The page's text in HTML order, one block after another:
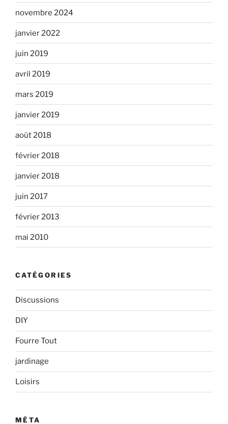
novembre 2024
janvier 2022
juin 2019
avril 2019
mars 2019
janvier 2019
août 2018
février 2018
janvier 2018
juin 2017
février 2013
mai 2010
CATÉGORIES
Discussions
DIY
Fourre Tout
jardinage
Loisirs
MÉTA